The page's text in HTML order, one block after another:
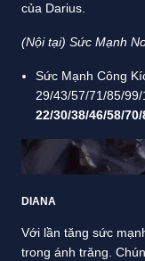
của Darius.
(Nội tại) Sức Mạnh
Sức Mạnh Công
29/43/57/71/85/
22/30/38/46/58/
DIANA
Với lần tăng sức
trong ánh trăng.